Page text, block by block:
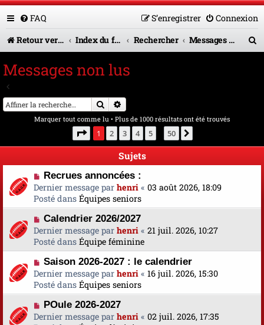
FAQ Connexion
S’enregistrer
Retour vers le site U.A.G.R.
Index du forum Rechercher Messages non lus
c
h
Messages non lus
Rechercher
Marquer tout comme lu • Plus de 1000 résultats ont été trouvés
Page 1sur50
1 2 3 4 5 50
Sujets
N
o
u
v
e
a
u
m
e
s
s
a
g
e
Recrues annoncées :
Dernier message par henri « 03 août 2026, 18:09
Posté dans Équipes seniors
N
o
u
v
e
a
u
m
e
s
Calendrier 2026/2027
Dernier message par henri « 21 juil. 2026, 10:27
Posté dans Équipe féminine
N
o
u
v
e
a
Saison 2026-2027 : le calendrier
Dernier message par henri « 16 juil. 2026, 15:30
Posté dans Équipes seniors
N
o
POule 2026-2027
Dernier message par henri « 02 juil. 2026, 17:35